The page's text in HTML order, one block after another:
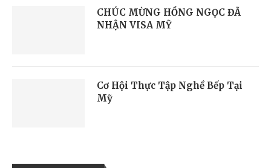
CHÚC MỪNG HỒNG NGỌC ĐÃ
NHẬN VISA MỸ
Cơ Hội Thực Tập Nghề Bếp Tại
Mỹ